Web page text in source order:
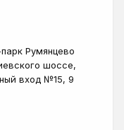
Румянцево
шоссе,
вход №15, 9